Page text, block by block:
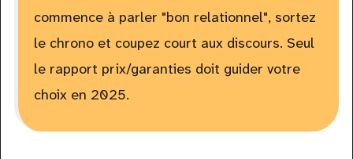
commence à parler "bon relationnel", sortez
le chrono et coupez court aux discours. Seul
le rapport prix/garanties doit guider votre
choix en 2025.